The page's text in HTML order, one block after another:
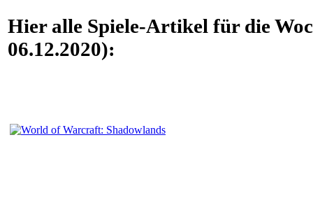
Hier alle Spiele-Artikel für die
06.12.2020):